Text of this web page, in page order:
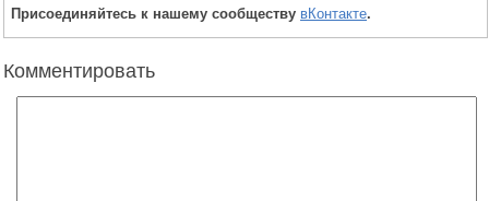
Присоединяйтесь к нашему сообществу вКонтакте.
Комментировать